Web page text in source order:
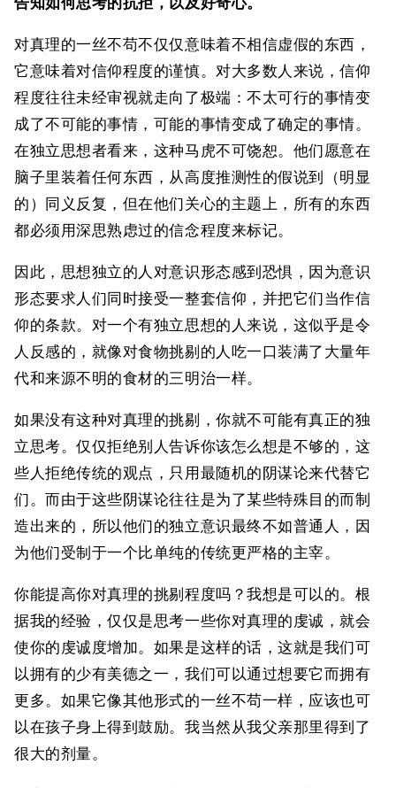
对真理的一丝不苟不仅仅意味着不相信虚假的东西，
它意味着对信仰程度的谨慎。对大多数人来说，信仰
程度往往未经审视就走向了极端：不太可行的事情变
成了不可能的事情，可能的事情变成了确定的事情。
在独立思想者看来，这种马虎不可饶恕。他们愿意在
脑子里装着任何东西，从高度推测性的假说到（明显
的）同义反复，但在他们关心的主题上，所有的东西
都必须用深思熟虑过的信念程度来标记。
因此，思想独立的人对意识形态感到恐惧，因为意识
形态要求人们同时接受一整套信仰，并把它们当作信
仰的条款。对一个有独立思想的人来说，这似乎是令
人反感的，就像对食物挑剔的人吃一口装满了大量年
代和来源不明的食材的三明治一样。
如果没有这种对真理的挑剔，你就不可能有真正的独
立思考。仅仅拒绝别人告诉你该怎么想是不够的，这
些人拒绝传统的观点，只用最随机的阴谋论来代替它
们。而由于这些阴谋论往往是为了某些特殊目的而制
造出来的，所以他们的独立意识最终不如普通人，因
为他们受制于一个比单纯的传统更严格的主宰。
你能提高你对真理的挑剔程度吗？我想是可以的。根
据我的经验，仅仅是思考一些你对真理的虔诚，就会
使你的虔诚度增加。如果是这样的话，这就是我们可
以拥有的少有美德之一，我们可以通过想要它而拥有
更多。如果它像其他形式的一丝不苟一样，应该也可
以在孩子身上得到鼓励。我当然从我父亲那里得到了
很大的剂量。